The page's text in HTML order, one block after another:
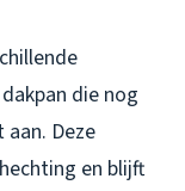
die nog
Deze
en blijft